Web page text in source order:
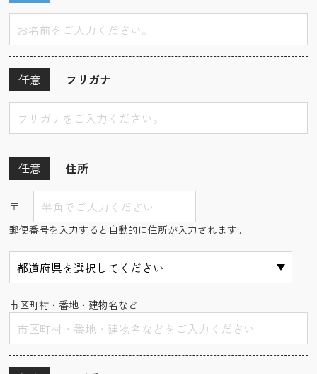
フリガナ
任意
住所
任意
〒
郵便番号を入力すると自動的に住所が入力されます。
市区町村・番地・建物名など